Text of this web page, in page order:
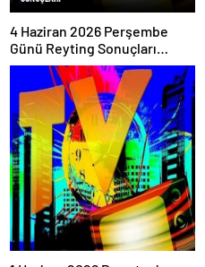
4 Haziran 2026 Perşembe
Günü Reyting Sonuçları
Açıklandı